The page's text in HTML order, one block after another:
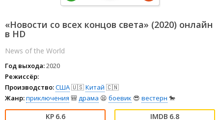
«Новости со всех концов света» (2020) онлайн
в HD
News of the World
Год выхода:2020
Режиссёр:
Производство:США🇺🇸Китай 🇨🇳
Жанр:приключения 🎒драма 😫 боевик 😎 вестерн 🐎
6.6 6.8